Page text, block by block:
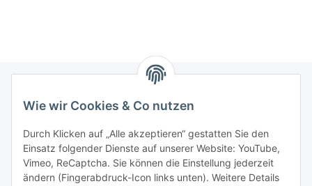
Wie wir Cookies & Co nutzen
Durch Klicken auf „Alle akzeptieren“ gestatten Sie den
Einsatz folgender Dienste auf unserer Website: YouTube,
Vimeo, ReCaptcha. Sie können die Einstellung jederzeit
ändern (Fingerabdruck-Icon links unten). Weitere Details
Informationen
Gesetzliche Informationen